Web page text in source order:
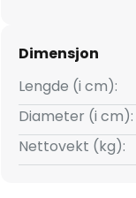
Dimensjon
Lengde (i cm):
Diameter (i cm):
Nettovekt (kg):